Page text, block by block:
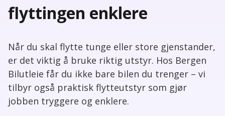
flyttingen enklere
Når du skal flytte tunge eller store gjenstander,
er det viktig å bruke riktig utstyr. Hos Bergen
Bilutleie får du ikke bare bilen du trenger – vi
tilbyr også praktisk flytteutstyr som gjør
jobben tryggere og enklere.